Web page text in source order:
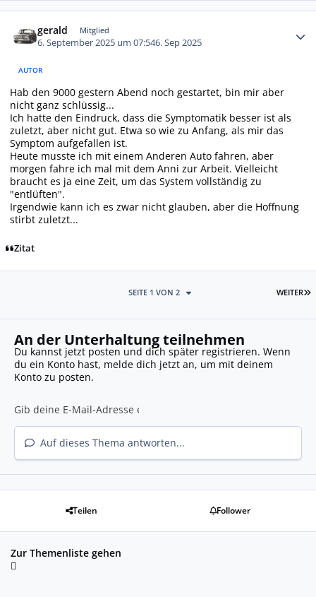
gerald Mitglied
6. September 2025 um 07:546. Sep 2025
AUTOR
Hab den 9000 gestern Abend noch gestartet, bin mir aber
nicht ganz schlüssig...
Ich hatte den Eindruck, dass die Symptomatik besser ist als
zuletzt, aber nicht gut. Etwa so wie zu Anfang, als mir das
Symptom aufgefallen ist.
Heute musste ich mit einem Anderen Auto fahren, aber
morgen fahre ich mal mit dem Anni zur Arbeit. Vielleicht
braucht es ja eine Zeit, um das System vollständig zu
"entlüften".
Irgendwie kann ich es zwar nicht glauben, aber die Hoffnung
stirbt zuletzt...
Zitat
WEITER
SEITE 1 VON 2
An der Unterhaltung teilnehmen
Du kannst jetzt posten und dich später registrieren. Wenn
du ein Konto hast, melde dich jetzt an, um mit deinem
Konto zu posten.
Auf dieses Thema antworten...
Teilen Follower
Zur Themenliste gehen